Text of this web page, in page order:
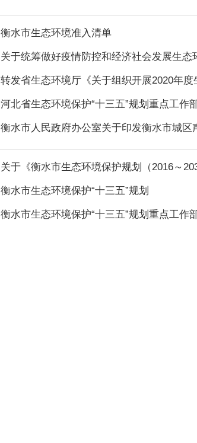
衡水市生态环境准入清单
关于统筹做好疫情防控和经济社会发展生态
转发省生态环境厅《关于组织开展2020年度
河北省生态环境保护“十三五”规划重点工作
衡水市人民政府办公室关于印发衡水市城区
关于《衡水市生态环境保护规划（2016～
衡水市生态环境保护“十三五”规划
衡水市生态环境保护“十三五”规划重点工作